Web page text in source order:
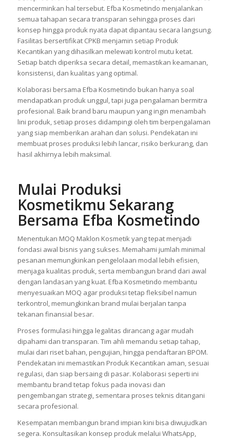
mencerminkan hal tersebut. Efba Kosmetindo menjalankan
semua tahapan secara transparan sehingga proses dari
konsep hingga produk nyata dapat dipantau secara langsung.
Fasilitas bersertifikat CPKB menjamin setiap Produk
Kecantikan yang dihasilkan melewati kontrol mutu ketat.
Setiap batch diperiksa secara detail, memastikan keamanan,
konsistensi, dan kualitas yang optimal.
Kolaborasi bersama Efba Kosmetindo bukan hanya soal
mendapatkan produk unggul, tapi juga pengalaman bermitra
profesional. Baik brand baru maupun yang ingin menambah
lini produk, setiap proses didampingi oleh tim berpengalaman
yang siap memberikan arahan dan solusi. Pendekatan ini
membuat proses produksi lebih lancar, risiko berkurang, dan
hasil akhirnya lebih maksimal.
Mulai Produksi
Kosmetikmu Sekarang
Bersama Efba Kosmetindo
Menentukan MOQ Maklon Kosmetik yang tepat menjadi
fondasi awal bisnis yang sukses. Memahami jumlah minimal
pesanan memungkinkan pengelolaan modal lebih efisien,
menjaga kualitas produk, serta membangun brand dari awal
dengan landasan yang kuat. Efba Kosmetindo membantu
menyesuaikan MOQ agar produksi tetap fleksibel namun
terkontrol, memungkinkan brand mulai berjalan tanpa
tekanan finansial besar.
Proses formulasi hingga legalitas dirancang agar mudah
dipahami dan transparan. Tim ahli memandu setiap tahap,
mulai dari riset bahan, pengujian, hingga pendaftaran BPOM.
Pendekatan ini memastikan Produk Kecantikan aman, sesuai
regulasi, dan siap bersaing di pasar. Kolaborasi seperti ini
membantu brand tetap fokus pada inovasi dan
pengembangan strategi, sementara proses teknis ditangani
secara profesional.
Kesempatan membangun brand impian kini bisa diwujudkan
segera. Konsultasikan konsep produk melalui WhatsApp,